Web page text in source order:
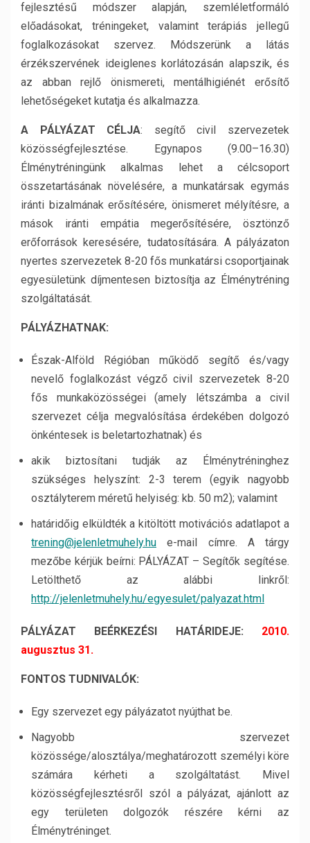
fejlesztésű módszer alapján, szemléletformáló
előadásokat, tréningeket, valamint terápiás jellegű
foglalkozásokat szervez. Módszerünk a látás
érzékszervének ideiglenes korlátozásán alapszik, és
az abban rejlő önismereti, mentálhigiénét erősítő
lehetőségeket kutatja és alkalmazza.
A PÁLYÁZAT CÉLJA: segítő civil szervezetek
közösségfejlesztése. Egynapos (9.00–16.30)
Élménytréningünk alkalmas lehet a célcsoport
összetartásának növelésére, a munkatársak egymás
iránti bizalmának erősítésére, önismeret mélyítésre, a
mások iránti empátia megerősítésére, ösztönző
erőforrások keresésére, tudatosítására. A pályázaton
nyertes szervezetek 8-20 fős munkatársi csoportjainak
egyesületünk díjmentesen biztosítja az Élménytréning
szolgáltatását.
PÁLYÁZHATNAK:
Észak-Alföld Régióban működő segítő és/vagy
nevelő foglalkozást végző civil szervezetek 8-20
fős munkaközösségei (amely létszámba a civil
szervezet célja megvalósítása érdekében dolgozó
önkéntesek is beletartozhatnak) és
akik biztosítani tudják az Élménytréninghez
szükséges helyszínt: 2-3 terem (egyik nagyobb
osztályterem méretű helyiség: kb. 50 m2); valamint
határidőig elküldték a kitöltött motivációs adatlapot a
trening@jelenletmuhely.hu e-mail címre. A tárgy
mezőbe kérjük beírni: PÁLYÁZAT – Segítők segítése.
Letölthető az alábbi linkről:
http://jelenletmuhely.hu/egyesulet/palyazat.html
PÁLYÁZAT BEÉRKEZÉSI HATÁRIDEJE: 2010.
augusztus 31.
FONTOS TUDNIVALÓK:
Egy szervezet egy pályázatot nyújthat be.
Nagyobb szervezet
közössége/alosztálya/meghatározott személyi köre
számára kérheti a szolgáltatást. Mivel
közösségfejlesztésről szól a pályázat, ajánlott az
egy területen dolgozók részére kérni az
Élménytréninget.